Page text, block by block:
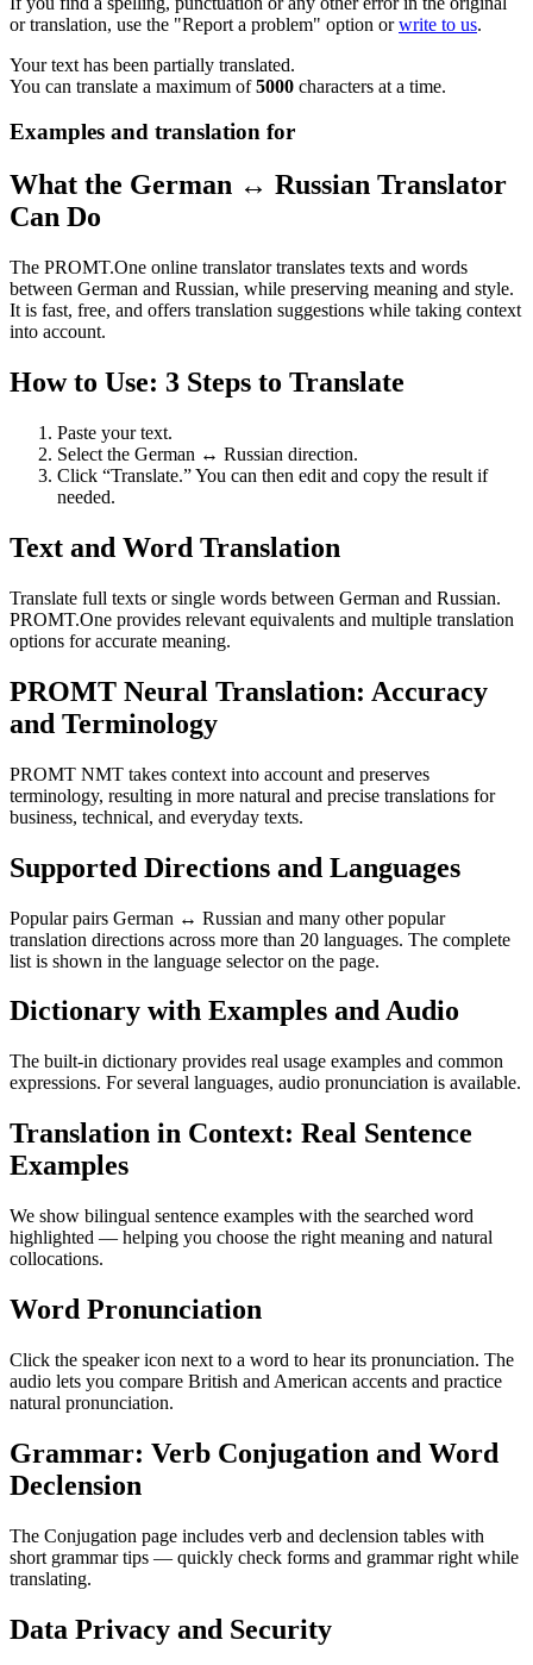
or translation, use the "Report a problem" option orwrite to us.
Your text has been partially translated.
You can translate a maximum of5000 characters at a time.
Examples and translation for
What the German ↔ Russian Translator
Can Do
The PROMT.One online translator translates texts and words
between German and Russian, while preserving meaning and style.
It is fast, free, and offers translation suggestions while taking context
into account.
How to Use: 3 Steps to Translate
Paste your text.
Select the German ↔ Russian direction.
Click “Translate.” You can then edit and copy the result if
needed.
Text and Word Translation
Translate full texts or single words between German and Russian.
PROMT.One provides relevant equivalents and multiple translation
options for accurate meaning.
PROMT Neural Translation: Accuracy
and Terminology
PROMT NMT takes context into account and preserves
terminology, resulting in more natural and precise translations for
business, technical, and everyday texts.
Supported Directions and Languages
Popular pairs German ↔ Russian and many other popular
translation directions across more than 20 languages. The complete
list is shown in the language selector on the page.
Dictionary with Examples and Audio
The built-in dictionary provides real usage examples and common
expressions. For several languages, audio pronunciation is available.
Translation in Context: Real Sentence
Examples
We show bilingual sentence examples with the searched word
highlighted — helping you choose the right meaning and natural
collocations.
Word Pronunciation
Click the speaker icon next to a word to hear its pronunciation. The
audio lets you compare British and American accents and practice
natural pronunciation.
Grammar: Verb Conjugation and Word
Declension
The Conjugation page includes verb and declension tables with
short grammar tips — quickly check forms and grammar right while
translating.
Data Privacy and Security